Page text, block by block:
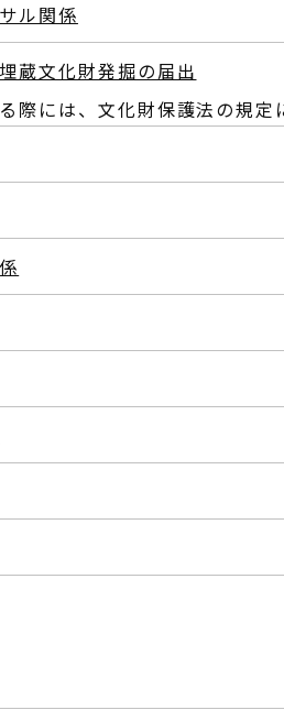
ル関係
蔵文化財発掘の届出
際には、文化財保護法の規定